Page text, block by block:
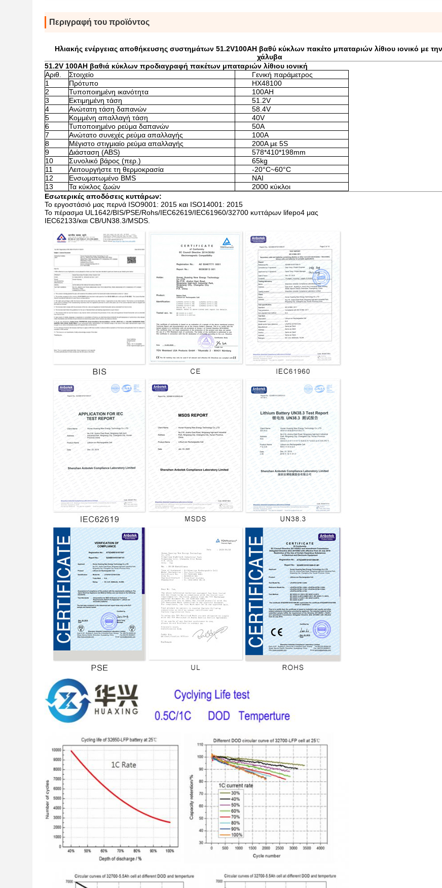
Περιγραφή του προϊόντος
Ηλιακής ενέργειας αποθήκευσης συστημάτων 51.2V100AH βαθύ κύκλων πακέτο μπαταριών λίθιου ιονικό με
χάλυβα
51.2V 100AH βαθιά κύκλων προδιαγραφή πακέτων μπαταριών λίθιου ιονική
Αριθ.
Στοιχείο
Γενική παράμετρος
1
Πρότυπο
HX48100
2
Τυποποιημένη ικανότητα
100AH
3
Εκτιμημένη τάση
51.2V
4
Ανώτατη τάση δαπανών
58.4V
5
Κομμένη απαλλαγή τάση
40V
6
Τυποποιημένο ρεύμα δαπανών
50A
7
Ανώτατο συνεχές ρεύμα απαλλαγής
100A
8
Μέγιστο στιγμιαίο ρεύμα απαλλαγής
200A με 5S
9
Διάσταση (ABS)
578*410*198mm
10
Συνολικό βάρος (περ.)
65kg
11
Λειτουργήστε τη θερμοκρασία
-20°C~60°C
12
Ενσωματωμένο BMS
ΝΑΙ
13
Τα κύκλος ζωών
2000 κύκλοι
Εσωτερικές αποδόσεις κυττάρων:
Το εργοστάσιό μας περνά ISO9001: 2015 και ISO14001: 2015
Το πέρασμα UL1642/BIS/PSE/Rohs/IEC62619/IEC61960/32700 κυττάρων lifepo4 μας
IEC62133/και CB/UN38.3/MSDS.